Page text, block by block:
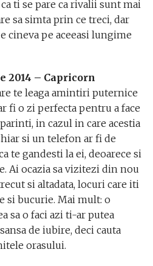
ti se pare ca rivalii sunt mai
sa simta prin ce treci, dar
cineva pe aceeasi lungime
2014 – Capricorn
te leaga amintiri puternice
fi o zi perfecta pentru a face
in cazul in care acestia
si un telefon ar fi de
te gandesti la ei, deoarece si
Ai ocazia sa vizitezi din nou
si altadata, locuri care iti
si bucurie. Mai mult: o
sa o faci azi ti-ar putea
de iubire, deci cauta
orasului.